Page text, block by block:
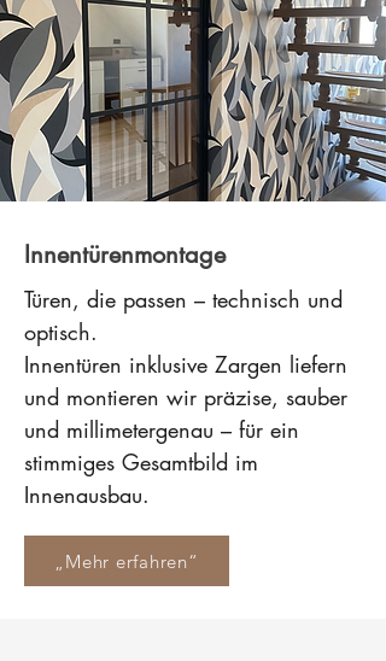
Innentürenmontage
Türen, die passen – technisch und
optisch.
Innentüren inklusive Zargen liefern
und montieren wir präzise, sauber
und millimetergenau – für ein
stimmiges Gesamtbild im
Innenausbau.
„Mehr erfahren“